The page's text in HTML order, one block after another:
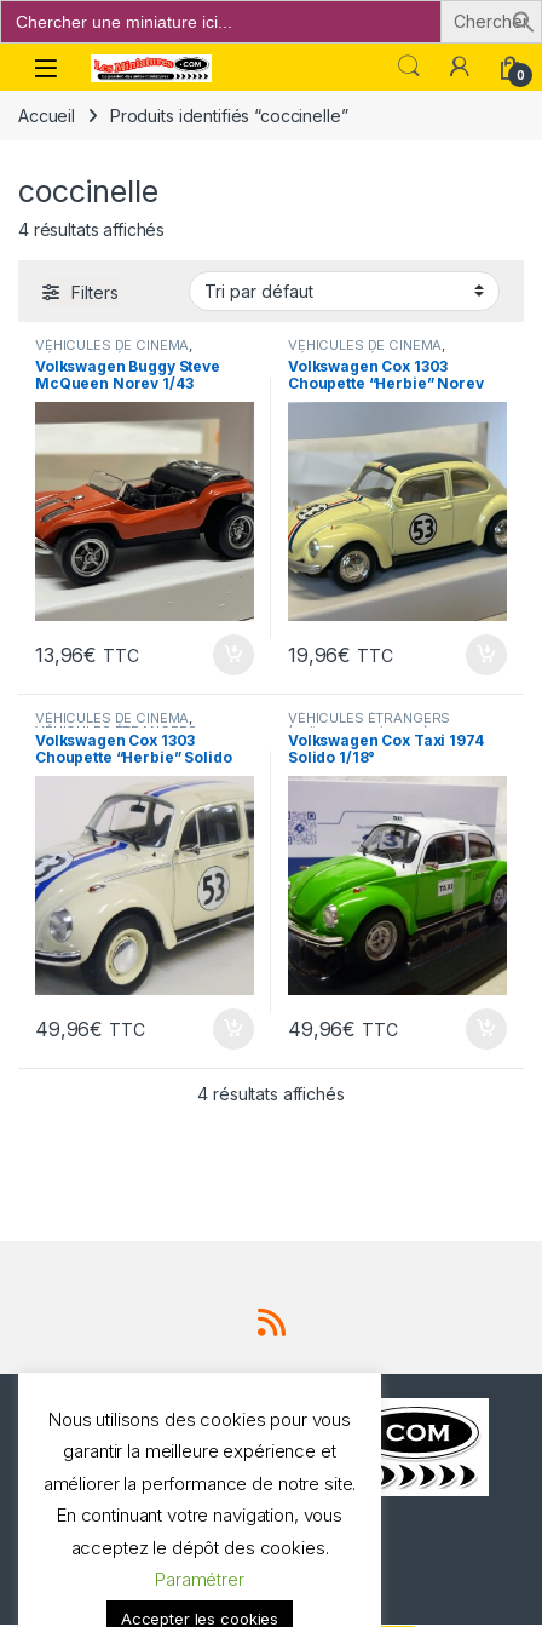
Search
for:
Open 0
Accueil Produits identifiés “coccinelle”
coccinelle
4 résultats affichés
Filters
VÉHICULES DE CINEMA
VÉHICULES ÉTRANGERS
(voitures,camions ...)
Volkswagen Buggy Steve
McQueen Norev 1/43
13,96€ TTC
VÉHICULES DE CINEMA
VÉHICULES ÉTRANGERS
(voitures,camions ...)
Volkswagen Cox 1303
Choupette “Herbie” Norev
1/43
19,96€ TTC
VÉHICULES DE CINEMA,
VÉHICULES ÉTRANGERS
(voitures,camions ...)
Volkswagen Cox 1303
Choupette “Herbie” Solido
1/18°
49,96€ TTC
VÉHICULES ÉTRANGERS
(voitures,camions ...)
Volkswagen Cox Taxi 1974
Solido 1/18°
49,96€ TTC
4 résultats affichés
nous!
0327973537
Nous utilisons des cookies pour vous
garantir la meilleure expérience et
améliorer la performance de notre site.
En continuant votre navigation, vous
acceptez le dépôt des cookies.
Paramétrer
Accepter les cookies